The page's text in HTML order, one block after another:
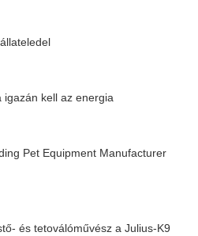
igazán kell az energia
Pet Equipment Manufacturer
és tetoválóművész a Julius-K9